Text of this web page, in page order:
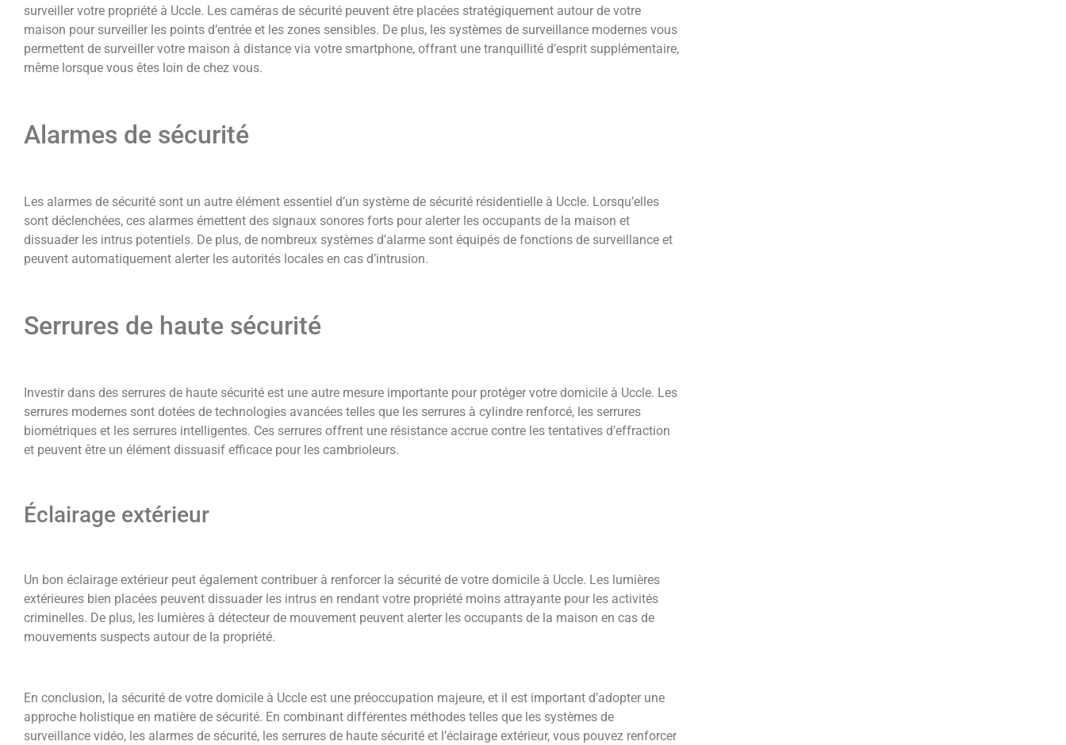
surveiller votre propriété à Uccle. Les caméras de sécurité peuvent être placées stratégiquement autour de votre
maison pour surveiller les points d’entrée et les zones sensibles. De plus, les systèmes de surveillance modernes vous
permettent de surveiller votre maison à distance via votre smartphone, offrant une tranquillité d’esprit supplémentaire,
même lorsque vous êtes loin de chez vous.
Alarmes de sécurité
Les alarmes de sécurité sont un autre élément essentiel d’un système de sécurité résidentielle à Uccle. Lorsqu’elles
sont déclenchées, ces alarmes émettent des signaux sonores forts pour alerter les occupants de la maison et
dissuader les intrus potentiels. De plus, de nombreux systèmes d’alarme sont équipés de fonctions de surveillance et
peuvent automatiquement alerter les autorités locales en cas d’intrusion.
Serrures de haute sécurité
Investir dans des serrures de haute sécurité est une autre mesure importante pour protéger votre domicile à Uccle. Les
serrures modernes sont dotées de technologies avancées telles que les serrures à cylindre renforcé, les serrures
biométriques et les serrures intelligentes. Ces serrures offrent une résistance accrue contre les tentatives d’effraction
et peuvent être un élément dissuasif efficace pour les cambrioleurs.
Éclairage extérieur
Un bon éclairage extérieur peut également contribuer à renforcer la sécurité de votre domicile à Uccle. Les lumières
extérieures bien placées peuvent dissuader les intrus en rendant votre propriété moins attrayante pour les activités
criminelles. De plus, les lumières à détecteur de mouvement peuvent alerter les occupants de la maison en cas de
mouvements suspects autour de la propriété.
En conclusion, la sécurité de votre domicile à Uccle est une préoccupation majeure, et il est important d’adopter une
approche holistique en matière de sécurité. En combinant différentes méthodes telles que les systèmes de
surveillance vidéo, les alarmes de sécurité, les serrures de haute sécurité et l’éclairage extérieur, vous pouvez renforcer